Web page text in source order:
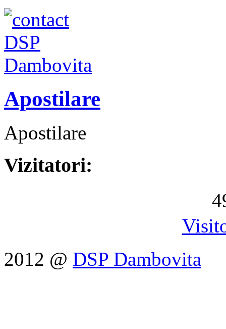
Apostilare
Apostilare
Vizitatori:
4
2012 @ DSP Dambovita